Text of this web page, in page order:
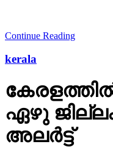
Continue Reading
kerala
ഏഴു
അലര്‍ട്ട്